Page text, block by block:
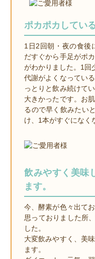
ポカポカしてい
1日2回朝・夜の食後
だすぐから手足がポ
がわかりました。1回
代謝がよくなってい
っとりと飲み続けて
大きかったです。お
るので早く飲みたい
け、1本がすぐになく
飲みやすく美味
ます。
今、酵素が色々出て
思っておりました所
した。
大変飲みやすく、美
ます。